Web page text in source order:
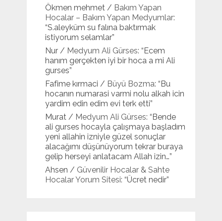
Ökmen mehmet/ Bakım Yapan
Hocalar – Bakım Yapan Medyumlar:
“S.aleyküm su falına baktırmak
istiyorum selamlar”
Nur/ Medyum Ali Gürses: “ Ecem
hanım gerçekten iyi bir hoca a mi Ali
gurses”
Fafime kırmaci / Büyü Bozma: “ Bu
hocanın numarasi varmi nolu alkah icin
yardim edin edim evi terk etti”
Murat/ Medyum Ali Gürses: “ Bende
ali gurses hocayla çalışmaya başladım
yeni allahin izniyle güzel sonuçlar
alacağımı düşünüyorum tekrar buraya
gelip herseyi anlatacam Allah izin…”
Ahsen / Güvenilir Hocalar & Sahte
Hocalar Yorum Sitesi: “Ücret nedir”